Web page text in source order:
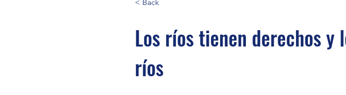
< Back
Los ríos tienen derechos y
ríos